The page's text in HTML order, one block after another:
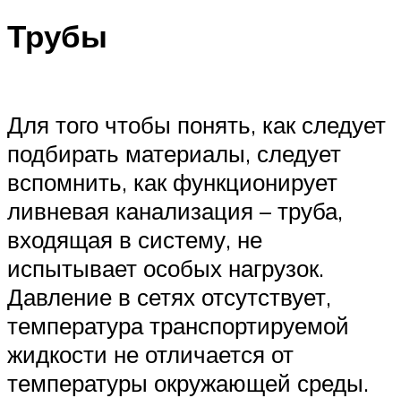
Трубы
Для того чтобы понять, как следует
подбирать материалы, следует
вспомнить, как функционирует
ливневая канализация – труба,
входящая в систему, не
испытывает особых нагрузок.
Давление в сетях отсутствует,
температура транспортируемой
жидкости не отличается от
температуры окружающей среды.